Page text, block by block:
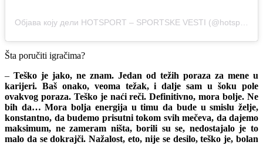
Šta poručiti igračima?
– Teško je jako, ne znam. Jedan od težih poraza za mene u
karijeri. Baš onako, veoma težak, i dalje sam u šoku pole
ovakvog poraza. Teško je naći reči. Definitivno, mora bolje. Ne
bih da… Mora bolja energija u timu da bude u smislu želje,
konstantno, da budemo prisutni tokom svih mečeva, da dajemo
maksimum, ne zameram ništa, borili su se, nedostajalo je to
malo da se dokrajči. Nažalost, eto, nije se desilo, teško je, bolan